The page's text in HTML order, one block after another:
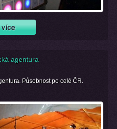
agentura
Působnost po celé ČR.